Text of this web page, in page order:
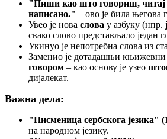
"Пиши као што говориш, читај
написано." – ово је била његова
Увео је нова слова у азбуку (нпр.
свако слово представљало један
Укинуо је непотребна слова из
Заменио је дотадашњи књижевни
говором – као основу је узео
дијалекат.
Важна дела:
"Писменица сербскога језика"
на народном језику.